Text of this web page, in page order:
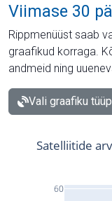
Viimase 30
Rippmenüüst saab
graafikud korraga.
andmeid ning
Vali graafiku tüüp
60
Satelliitide arv